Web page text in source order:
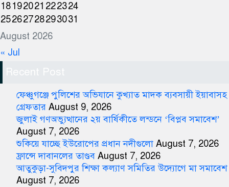
August 2026
18192021 222324
25262728293031
« Jul
Recent Post
ফেঞ্চুগঞ্জে পুলিশের অভিযানে কুখ্যাত মাদক ব্যবসায়ী ইয়াবাসহ
গ্রেফতার August 9, 2026
জুলাই গণঅভ্যুত্থানের ২য় বার্ষিকীতে লন্ডনে ‘বিপ্লব সমাবেশ’
August 7, 2026
শুকিয়ে যাচ্ছে ইউরোপের প্রধান নদীগুলো August 7, 2026
ফ্রান্সে দাবানলের তাণ্ডব August 7, 2026
আতুকুড়া-সুবিদপুর শিক্ষা কল্যাণ সমিতির উদ্যোগে মা সমাবেশ
August 7, 2026